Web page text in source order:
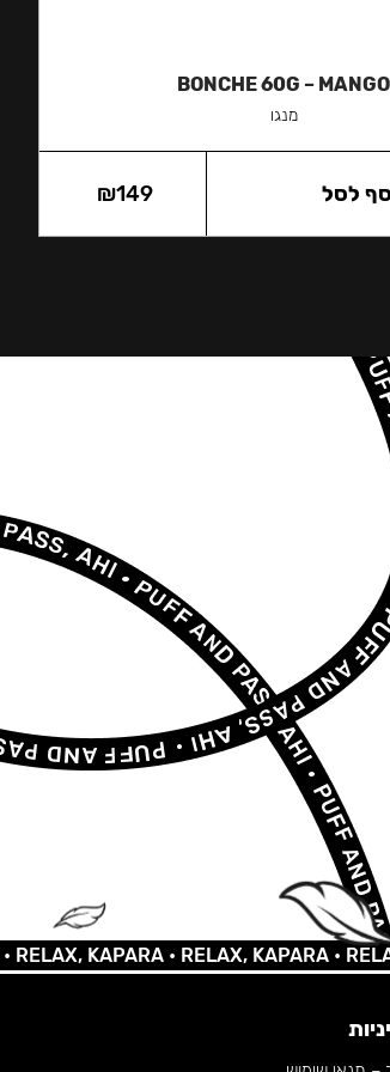
BONCHE 60G – MANGO
מנגו
₪149 לסל
KAPARA •RELAX, KAPARA •RELAX,